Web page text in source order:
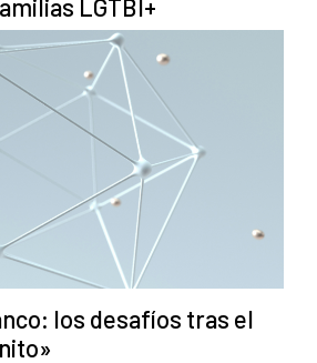
LGTBI+
los desafíos tras el